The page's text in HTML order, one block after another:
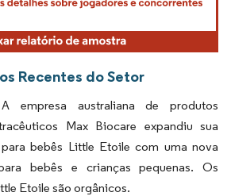
Recentes do Setor
empresa australiana de produtos
Max Biocare expandiu sua
bebês Little Etoile com uma nova
bebês e crianças pequenas. Os
Etoile são orgânicos.